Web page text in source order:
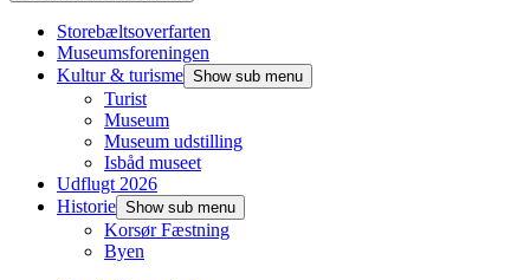
Storebæltsoverfarten
Museumsforeningen
Kultur & turisme Show sub menu
Turist
Museum
Museum udstilling
Isbåd museet
Udflugt 2026
Historie Show sub menu
Korsør Fæstning
Byen